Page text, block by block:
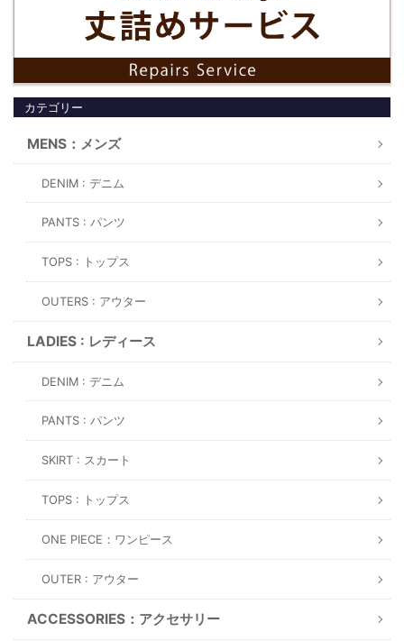
カテゴリー
MENS：メンズ
DENIM : デニム
PANTS : パンツ
TOPS : トップス
OUTERS : アウター
LADIES : レディース
DENIM : デニム
PANTS : パンツ
SKIRT : スカート
TOPS : トップス
ONE PIECE：ワンピース
OUTER : アウター
ACCESSORIES：アクセサリー